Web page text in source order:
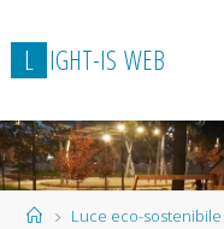
L IGHT-IS WEB
HomeLuce eco-sostenibile